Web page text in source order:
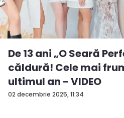
02 decembrie 2025, 11:34
De 13 ani „O Seară
căldură! Cele mai
ultimul an - VIDEO